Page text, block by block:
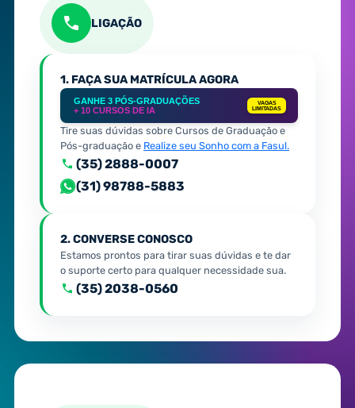
LIGAÇÃO
1. FAÇA SUA MATRÍCULA AGORA
GANHE 3 PÓS-GRADUAÇÕES
+ 10 CURSOS DE IA
VAGAS
LIMITADAS
Tire suas dúvidas sobre Cursos de Graduação e
Pós-graduação e Realize seu Sonho com a Fasul.
(35) 2888-0007
(31) 98788-5883
2. CONVERSE CONOSCO
Estamos prontos para tirar suas dúvidas e te dar
o suporte certo para qualquer necessidade sua.
(35) 2038-0560